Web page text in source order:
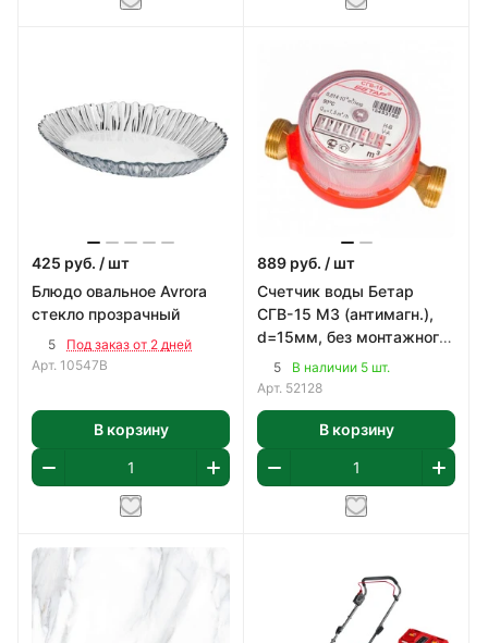
425 руб. / шт
Блюдо овальное Avrora
стекло прозрачный
5
Под заказ от 2 дней
Арт. 10547B
В корзину
889 руб. / шт
Счетчик воды Бетар
СГВ-15 МЗ (антимагн.),
d=15мм, без монтажного
комплекта
5
В наличии 5 шт.
Арт. 52128
В корзину